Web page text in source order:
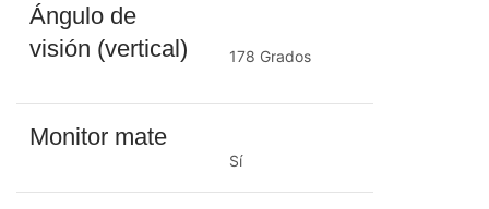
Ángulo de
visión (vertical)
178 Grados
Monitor mate
Sí